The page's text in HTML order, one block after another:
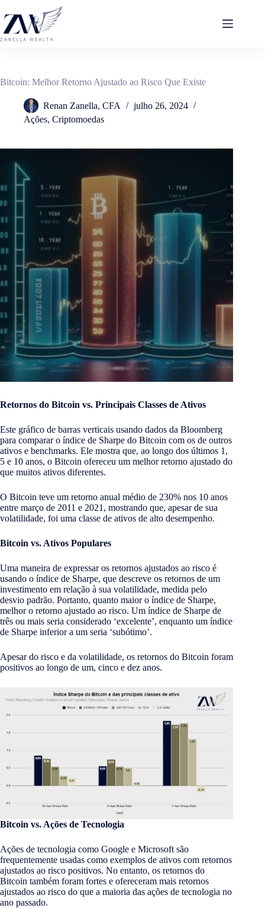
para
conteúdo
Bitcoin: Melhor Retorno Ajustado ao Risco Que Existe
Renan Zanella, CFA
julho 26, 2024
Ações, Criptomoedas
Retornos do Bitcoin vs. Principais Classes de Ativos
Este gráfico de barras verticais usando dados da Bloomberg
para comparar o índice de Sharpe do Bitcoin com os de outros
ativos e benchmarks. Ele mostra que, ao longo dos últimos 1,
5 e 10 anos, o Bitcoin ofereceu um melhor retorno ajustado do
que muitos ativos diferentes.
O Bitcoin teve um retorno anual médio de 230% nos 10 anos
entre março de 2011 e 2021, mostrando que, apesar de sua
volatilidade, foi uma classe de ativos de alto desempenho.
Bitcoin vs. Ativos Populares
Uma maneira de expressar os retornos ajustados ao risco é
usando o índice de Sharpe, que descreve os retornos de um
investimento em relação à sua volatilidade, medida pelo
desvio padrão. Portanto, quanto maior o índice de Sharpe,
melhor o retorno ajustado ao risco. Um índice de Sharpe de
três ou mais seria considerado ‘excelente’, enquanto um índice
de Sharpe inferior a um seria ‘subótimo’.
Apesar do risco e da volatilidade, os retornos do Bitcoin foram
positivos ao longo de um, cinco e dez anos.
Bitcoin vs. Ações de Tecnologia
Ações de tecnologia como Google e Microsoft são
frequentemente usadas como exemplos de ativos com retornos
ajustados ao risco positivos. No entanto, os retornos do
Bitcoin também foram fortes e ofereceram mais retornos
ajustados ao risco do que a maioria das ações de tecnologia no
ano passado.